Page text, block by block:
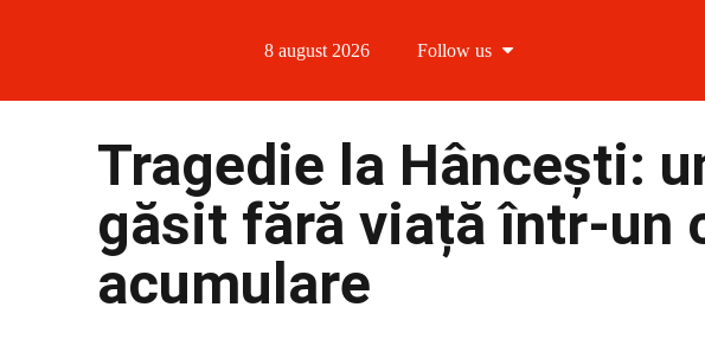
8 august 2026 Follow us
Follow us on Twitter
Tragedie la Hâncești:
găsit fără viață într-un
acumulare